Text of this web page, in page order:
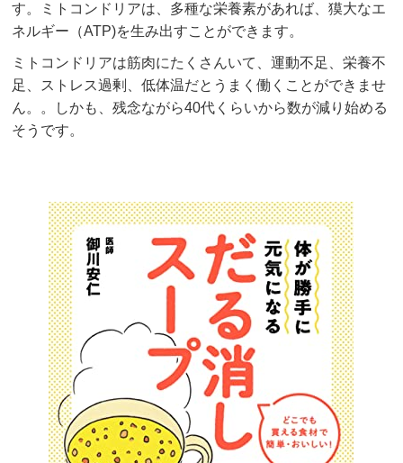
す。ミトコンドリアは、多種な栄養素があれば、獏大なエ
ネルギー（ATP)を生み出すことができます。
ミトコンドリアは筋肉にたくさんいて、運動不足、栄養不
足、ストレス過剰、低体温だとうまく働くことができませ
ん。。しかも、残念ながら40代くらいから数が減り始める
そうです。